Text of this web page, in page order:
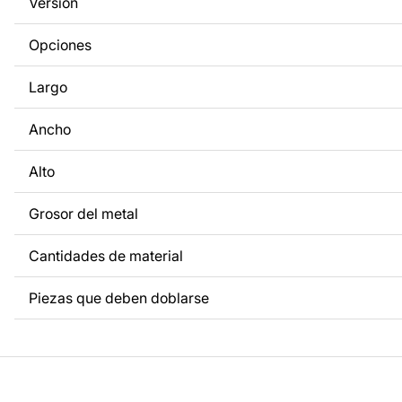
a tus necesidades. Si necesitas un diseño personalizado
metal, ponte en contacto con nosotros.
Si tienes alguna pregunta o necesitas ayuda, ponte en
cualquier momento: estamos siempre listos para ayudarte.
Opciones
Largo
Ancho
Alto
Grosor del metal
Cantidades de material
Piezas que deben doblarse